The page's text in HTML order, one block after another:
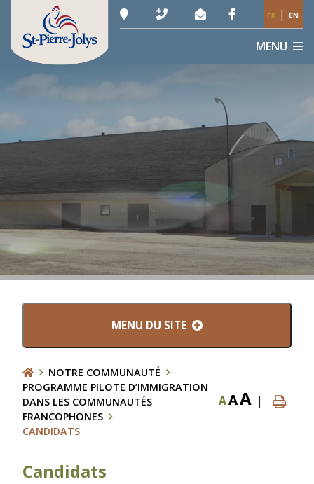
FR | EN
MENU
MENU DU SITE
NOTRE COMMUNAUTÉ
PROGRAMME PILOTE D’IMMIGRATION
DANS LES COMMUNAUTÉS
FRANCOPHONES
CANDIDATS
AAA |
Candidats